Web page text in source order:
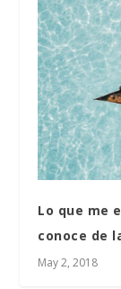
Lo que me
conoce de
May 2, 2018